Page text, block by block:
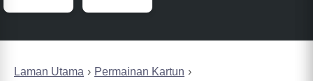
Laman Utama
Permainan Kartun